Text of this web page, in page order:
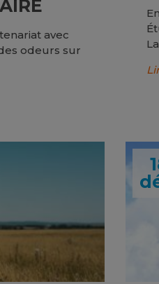
avec
odeurs sur